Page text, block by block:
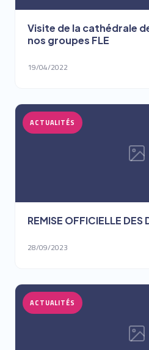
Visite de la cathédrale
nos groupes FLE
19/04/2022
ACTUALITÉS
REMISE OFFICIELLE DES
28/09/2023
ACTUALITÉS